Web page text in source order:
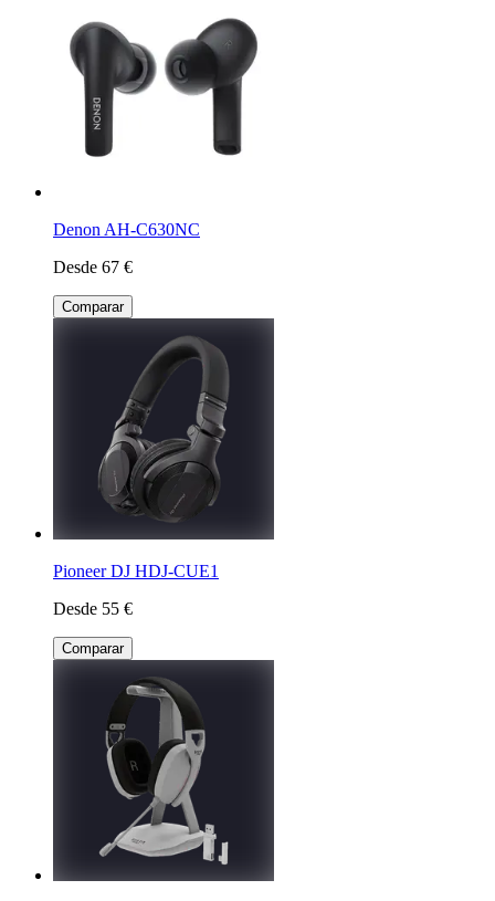
Denon AH-C630NC
Desde 67 €
Comparar
Pioneer DJ HDJ-CUE1
Desde 55 €
Comparar